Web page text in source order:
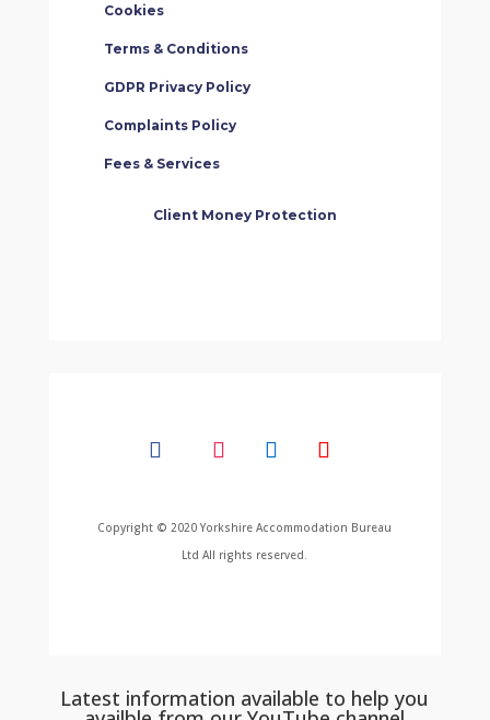
Cookies
Terms & Conditions
GDPR Privacy Policy
Complaints Policy
Fees & Services
Client Money Protection
Copyright © 2020 Yorkshire Accommodation Bureau
Ltd All rights reserved.
Latest information available to help you